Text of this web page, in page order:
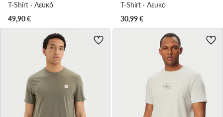
T-Shirt · Λευκό
49,90€
T-Shirt · Λευκό
30,99€